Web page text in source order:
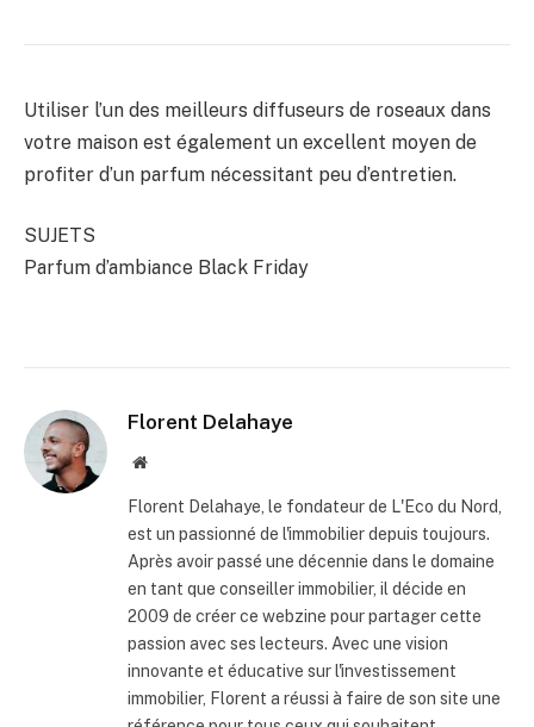
Utiliser l’un des meilleurs diffuseurs de roseaux dans
votre maison est également un excellent moyen de
profiter d’un parfum nécessitant peu d’entretien.
SUJETS
Parfum d’ambiance Black Friday
Florent Delahaye
Site
Florent Delahaye, le fondateur de L'Eco du Nord,
est un passionné de l'immobilier depuis toujours.
Après avoir passé une décennie dans le domaine
en tant que conseiller immobilier, il décide en
2009 de créer ce webzine pour partager cette
passion avec ses lecteurs. Avec une vision
innovante et éducative sur l'investissement
immobilier, Florent a réussi à faire de son site une